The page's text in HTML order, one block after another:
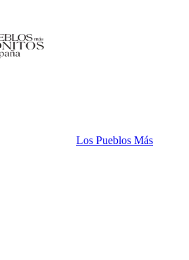
Los Pueblos Más